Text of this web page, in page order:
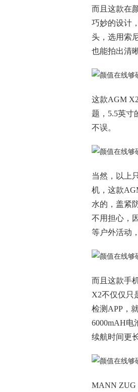
而且这款在
巧妙的设计
头，选用索
也能拍出清
这款AGM
题，5.5英寸
不误。
当然，以上
机，这款
水的，盖紧
不用担心，
等户外活动
而且这款手
X2不仅仅只
检测APP，
6000mAH电
续航时间更
MANN ZUG